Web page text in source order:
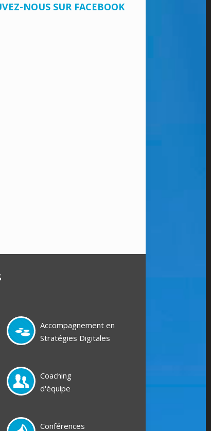
NOUS SUR FACEBOOK
Accompagnement en
Stratégies Digitales
Coaching
d'équipe
Conférences